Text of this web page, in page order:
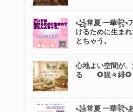
꧁常夏 一華꧂ア
けるために生ま
とちゃう。
心地よい空間が
る 🌻猩々緋🌻
꧁常夏 一華꧂あ